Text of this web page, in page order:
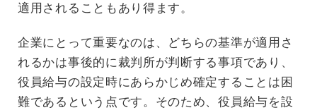
適用されることもあり得ます。
企業にとって重要なのは、どちらの基準が適用さ
れるかは事後的に裁判所が判断する事項であり、
役員給与の設定時にあらかじめ確定することは困
難であるという点です。そのため、役員給与を設